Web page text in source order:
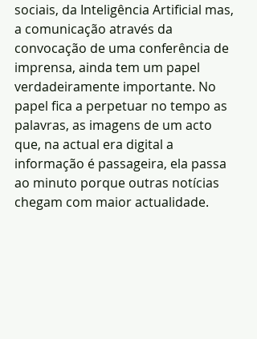
sociais, da Inteligência Artificial mas,
a comunicação através da
convocação de uma conferência de
imprensa, ainda tem um papel
verdadeiramente importante. No
papel fica a perpetuar no tempo as
palavras, as imagens de um acto
que, na actual era digital a
informação é passageira, ela passa
ao minuto porque outras notícias
chegam com maior actualidade.